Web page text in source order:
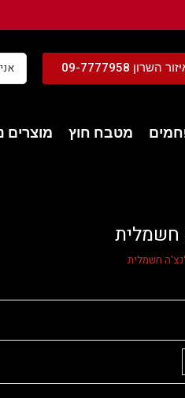
מטבח חוץ מוצרים
חשמלית
חשמלית